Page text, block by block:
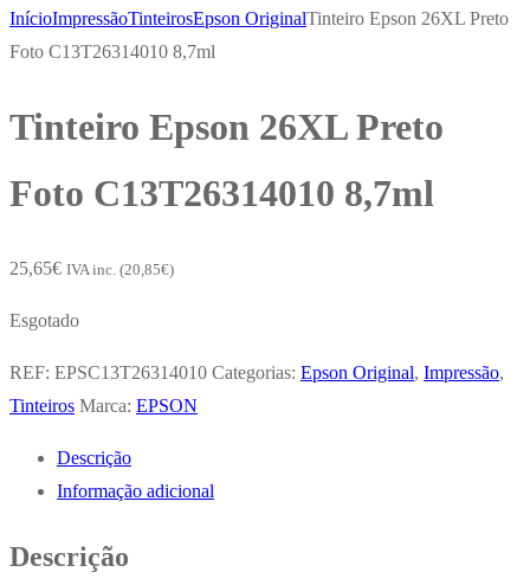
InícioImpressãoTinteirosEpson OriginalTinteiro Epson 26XL Preto
Foto C13T26314010 8,7ml
Tinteiro Epson 26XL Preto
Foto C13T26314010 8,7ml
25,65€ IVA inc. (20,85€)
Esgotado
REF: EPSC13T26314010 Categorias: Epson Original, Impressão,
Tinteiros Marca: EPSON
Descrição
Informação adicional
Descrição